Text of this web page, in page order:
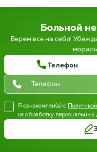
Больной не
Берем все на себя!
Телефон
Я ознакомлен(а) с
на обработку персональных